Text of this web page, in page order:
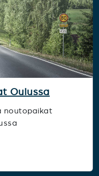
Oulussa
noutopaikat